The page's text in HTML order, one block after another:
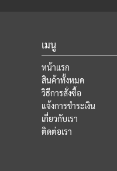
เมนู
หน้าแรก
สินค้าทั้งหมด
วิธีการสั่งซื้อ
แจ้งการชำระเงิน
เกี่ยวกับเรา
ติดต่อเรา